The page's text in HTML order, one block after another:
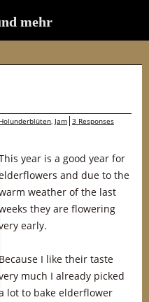
Holunderblüten, Jam 3 Responses
year is a good year for
and due to the
weather of the last
they are flowering
early.
Because I like their taste
much I already picked
lot to bake elderflower
mehr
mehr